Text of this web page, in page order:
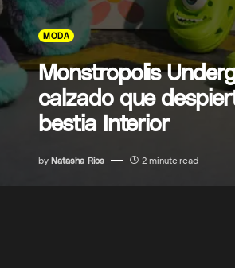
MODA
Monstropolis
calzado que
bestia Interior
by Natasha Rios 2 minute read